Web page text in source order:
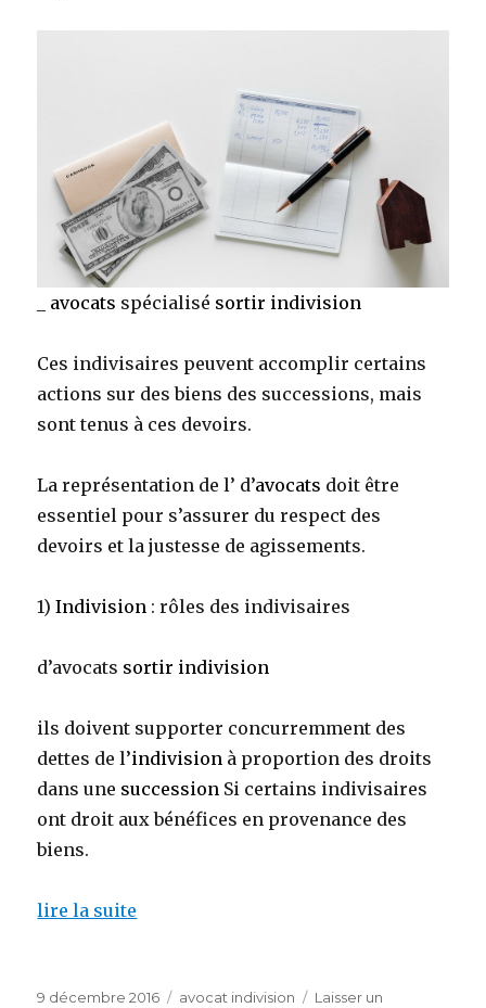
avocats spécialisé sortir indivision
Ces indivisaires peuvent accomplir certains
actions sur des biens des successions, mais
sont tenus à ces devoirs.
La représentation de l’ d’avocats doit être
essentiel pour s’assurer du respect des
devoirs et la justesse de agissements.
1)Indivision : rôles des indivisaires
d’avocats sortir indivision
ils doivent supporter concurremment des
dettes de l’indivision à proportion des droits
dans une succession Si certains indivisaires
ont droit aux bénéfices en provenance des
biens.
lire la suite
Publié
9 décembre 2016 Catégories
avocat indivision
Laisser un